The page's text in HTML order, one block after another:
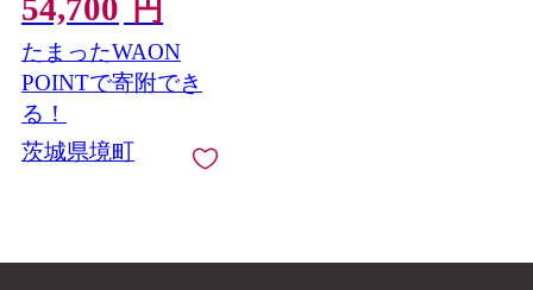
54,700 円
たまったWAON
POINTで寄附でき
る！
茨城県境町